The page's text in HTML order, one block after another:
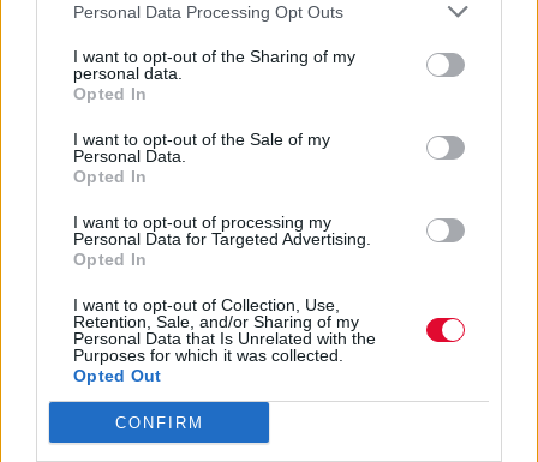
Personal Data Processing Opt Outs
I want to opt-out of the Sharing of my
personal data.
Opted In
I want to opt-out of the Sale of my
Personal Data.
Opted In
I want to opt-out of processing my
Personal Data for Targeted Advertising.
Opted In
I want to opt-out of Collection, Use,
Retention, Sale, and/or Sharing of my
Personal Data that Is Unrelated with the
Purposes for which it was collected.
Opted Out
CONFIRM